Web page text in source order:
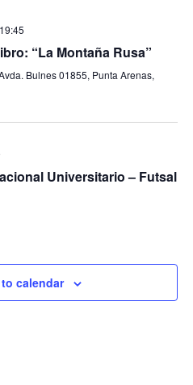
19:45
“La Montaña Rusa”
Bulnes 01855, Punta Arenas,
Universitario – Futsal
calendar